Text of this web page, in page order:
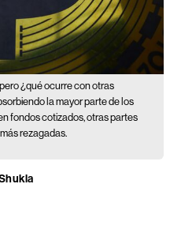
¿qué ocurre con otras
la mayor parte de los
fondos cotizados, otras partes
rezagadas.